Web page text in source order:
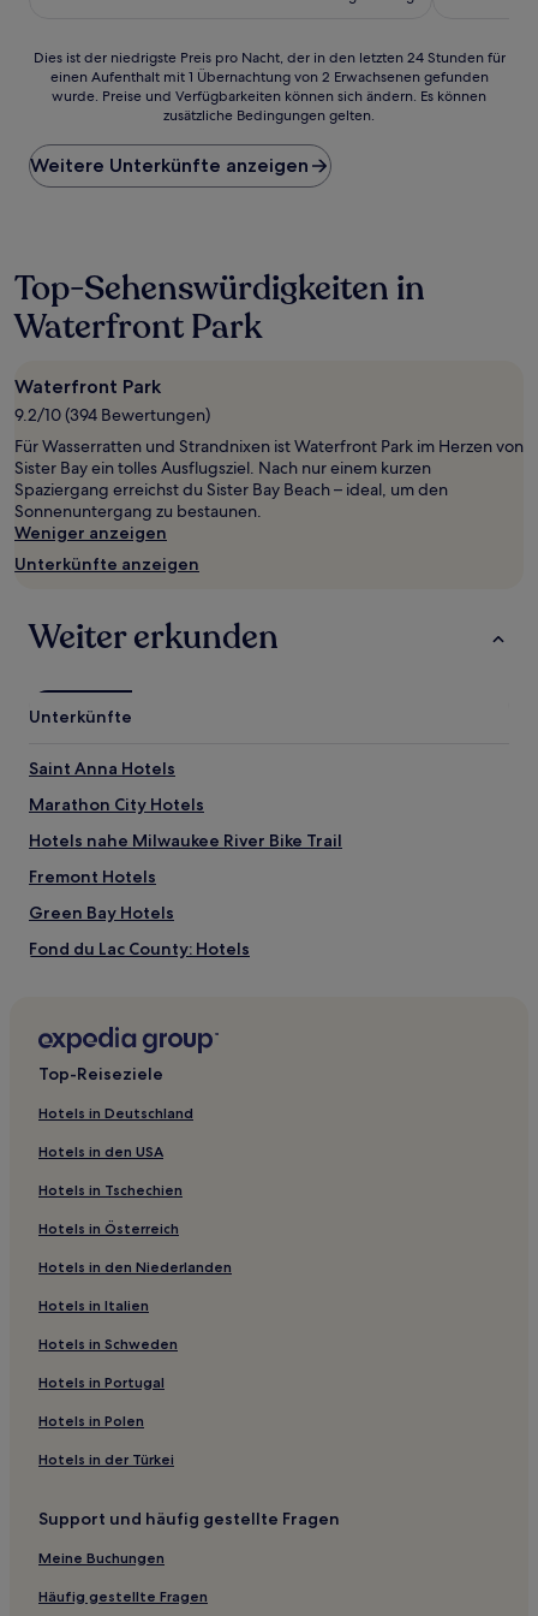
Dies
der
Preis
pro
Nacht,
letzten
24 Stunden
für
einen
mit
1 Übernachtung
von
2 Erwachsenen
gefunden
wurde.
Preise
und
Verfügbarkeiten
können
ändern.
Es
zusätzliche
Bedingungen
gelten.
Dies ist der niedrigste Preis pro Nacht, der in den letzten 24 Stunden für
einen Aufenthalt mit 1 Übernachtung von 2 Erwachsenen gefunden
wurde. Preise und Verfügbarkeiten können sich ändern. Es können
zusätzliche Bedingungen gelten.
Weitere Unterkünfte anzeigen
Top-Sehenswürdigkeiten in
Waterfront Park
Waterfront Park
9.2/10 (394 Bewertungen)
Für Wasserratten und Strandnixen ist Waterfront Park im Herzen von
Sister Bay ein tolles Ausflugsziel. Nach nur einem kurzen
Spaziergang erreichst du Sister Bay Beach – ideal, um den
Sonnenuntergang zu bestaunen.
Weniger anzeigen
Unterkünfte anzeigen
Weiter erkunden
Unterkünfte
Saint Anna Hotels
Marathon City Hotels
Hotels nahe Milwaukee River Bike Trail
Fremont Hotels
Green Bay Hotels
Fond du Lac County: Hotels
Rhinelander Hotels
Bear Creek Hotels
Freedom Hotels
Waupaca County: Hotels
Hotels nahe Oneida County
Friesland Hotels
Hotels nahe Stevens Point Brewery
Jackson Hotels
Wisconsin: Hotels
Adams Beach Hotels
Hotels nahe Appleton Intl.
Polonia Hotels
Hotels nahe Weidner Center
Top-Reiseziele
Hotels in Deutschland
Hotels in den USA
Hotels in Tschechien
Hotels in Österreich
Hotels in den Niederlanden
Hotels in Italien
Hotels in Schweden
Hotels in Portugal
Hotels in Polen
Hotels in der Türkei
Support und häufig gestellte Fragen
Meine Buchungen
Häufig gestellte Fragen